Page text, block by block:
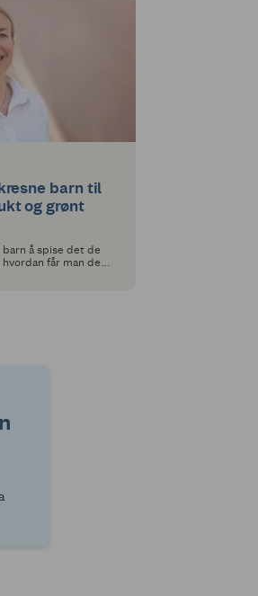
barn til
og grønt
å spise det de
får man dem